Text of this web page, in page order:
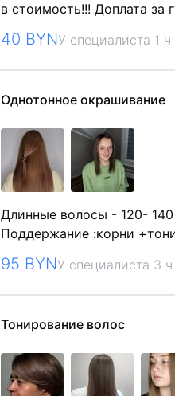
в стоимость!!! Доплата за
40 BYNУ специалиста 1 ч
Однотонное окрашивание
Длинные волосы - 120-
Поддержание :корни
95 BYNУ специалиста 3
Тонирование волос